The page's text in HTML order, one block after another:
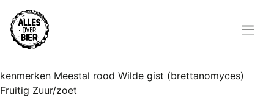
Overslaan
en
naar
gaan
Hoofdnavigatie
HOME
kenmerken Meestal rood Wilde gist (brettanomyces)
Fruitig Zuur/zoet